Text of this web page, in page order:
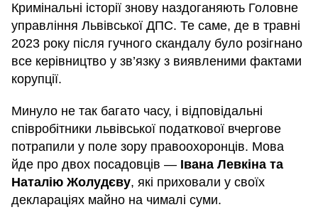
Кримінальні історії знову наздоганяють Головне
управління Львівської ДПС. Те саме, де в травні
2023 року після гучного скандалу було розігнано
все керівництво у зв’язку з виявленими фактами
корупції.
Минуло не так багато часу, і відповідальні
співробітники львівської податкової вчергове
потрапили у поле зору правоохоронців. Мова
йде про двох посадовців — Івана Левкіна та
Наталію Жолудєву, які приховали у своїх
деклараціях майно на чималі суми.